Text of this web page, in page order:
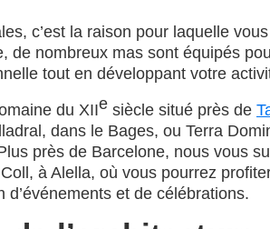
c’est la raison pour laquelle
nombreux mas sont équipés
tout en développant votre
du XIIe siècle situé près de
dans le Bages, ou Terra
près de Barcelone, nous vous
à Alella, où vous pourrez
et de célébrations.